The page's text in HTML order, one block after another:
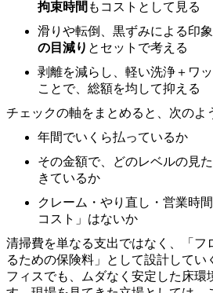
拘束時間 もコストとして見る
滑りや転倒、黒ずみによる印象
の目減り とセットで考える
剥離を減らし、軽い洗浄＋ワ
ことで、総額を均して抑える
チェックの軸をまとめると、次のよ
年間でいくら払っているか
その金額で、どのレベルの見
きているか
クレーム・やり直し・営業時
コスト」はないか
清掃費を単なる支出ではなく、「フ
るための保険料」として設計してい
フィスでも、ムダなく安定した床環